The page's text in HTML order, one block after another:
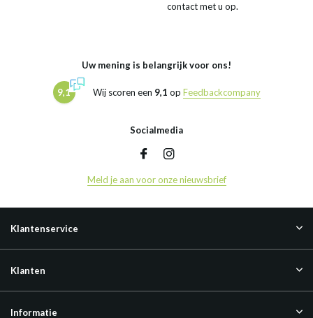
contact met u op.
Uw mening is belangrijk voor ons!
9,1 Wij scoren een 9,1 op Feedbackcompany
Socialmedia
Meld je aan voor onze nieuwsbrief
Klantenservice
Klanten
Informatie